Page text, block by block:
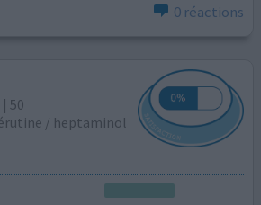
0 réactions
50
/ heptaminol